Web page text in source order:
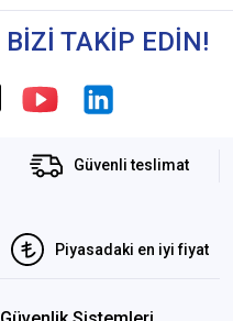
BİZİ TAKİP EDİN!
Güvenli teslimat
Piyasadaki en iyi fiyat